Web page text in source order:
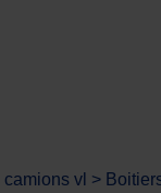
vl >